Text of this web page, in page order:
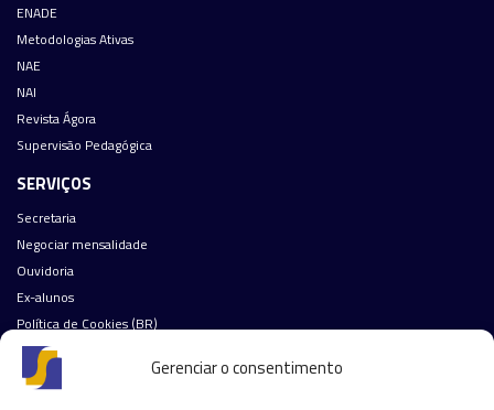
Gerenciar o consentimento
ENADE
Metodologias Ativas
NAE
NAI
Revista Ágora
Supervisão Pedagógica
SERVIÇOS
Secretaria
Negociar mensalidade
Ouvidoria
Ex-alunos
Política de Cookies (BR)
Fale Conosco
Nossas redes sociais: